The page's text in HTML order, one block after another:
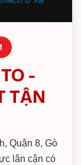
-
TẬN
Quận 8, Gò
lân cận có